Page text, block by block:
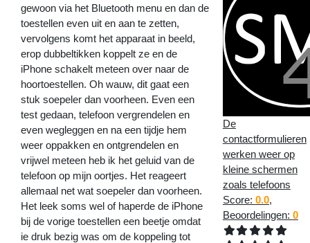
gewoon via het Bluetooth menu en dan de
toestellen even uit en aan te zetten,
vervolgens komt het apparaat in beeld,
erop dubbeltikken koppelt ze en de
iPhone schakelt meteen over naar de
hoortoestellen. Oh wauw, dit gaat een
stuk soepeler dan voorheen. Even een
test gedaan, telefoon vergrendelen en
even wegleggen en na een tijdje hem
weer oppakken en ontgrendelen en
vrijwel meteen heb ik het geluid van de
telefoon op mijn oortjes. Het reageert
allemaal net wat soepeler dan voorheen.
Het leek soms wel of haperde de iPhone
bij de vorige toestellen een beetje omdat
ie druk bezig was om de koppeling tot
De
contactformulieren
werken weer op
kleine schermen
zoals telefoons
Score: 0.0,
Beoordelingen: 0